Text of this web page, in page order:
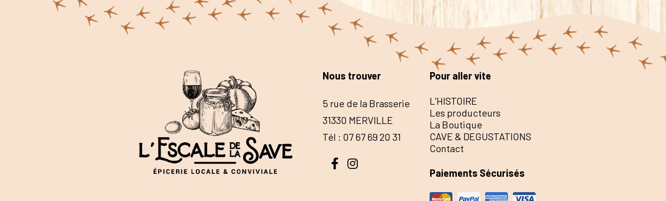
Nous trouver
5 rue de la Brasserie
31330 MERVILLE
Tél : 07 67 69 20 31
Pour aller vite
L’HISTOIRE
Les producteurs
La Boutique
CAVE & DEGUSTATIONS
Contact
Paiements Sécurisés